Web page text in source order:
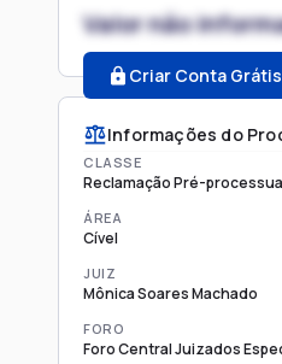
Valor não
Criar Conta Grátis
Informações do
CLASSE
Reclamação Pré-
ÁREA
Cível
JUIZ
Mônica Soares Machado
FORO
Foro Central Juizados